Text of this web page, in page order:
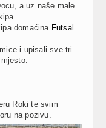
a uz naše male
domaćina Futsal
i upisali sve tri
Roki te svim
na pozivu.